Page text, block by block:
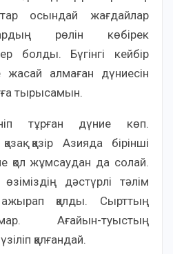
осындай жағдайлар
рөлін көбірек
болды. Бүгінгі кейбір
жасай алмаған дүниесін
тырысамын.
тұрған дүние көп.
қазір Азияда бірінші
қол жұмсаудан да солай.
дәстүрлі тәлім
қалды. Сырттың
Ағайын-туыстың
қалғандай.